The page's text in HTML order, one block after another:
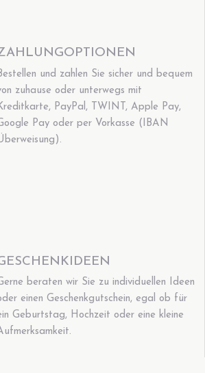
und zahlen Sie sicher und bequem
zuhause oder unterwegs mit
PayPal, TWINT, Apple Pay,
Pay oder per Vorkasse (IBAN
beraten wir Sie zu individuellen Ideen
einen Geschenkgutschein, egal ob für
Geburtstag, Hochzeit oder eine kleine